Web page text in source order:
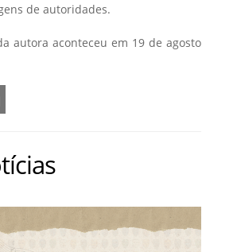
de autoridades.
autora aconteceu em 19 de agosto